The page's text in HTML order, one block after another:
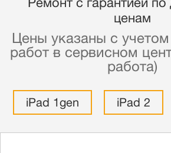
Ремонт с гарантией
ценам
Цены указаны с
работ в сервисном
работа)
iPad 1gen iPad 2